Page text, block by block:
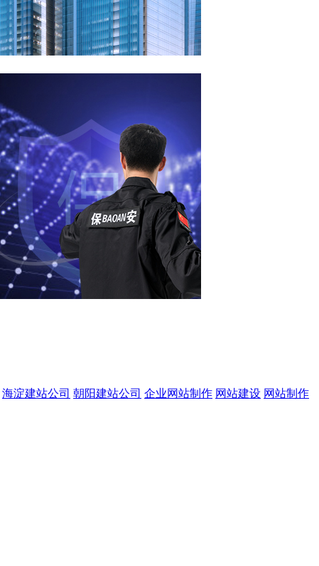
海淀建站公司 朝阳建站公司 企业网站制作 网站建设 网站制作